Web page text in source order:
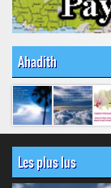
Ahadith
Les plus lus